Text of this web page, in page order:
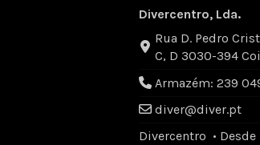
Divercentro, Lda.
Rua D. Pedro
C, D 3030-394
Armazém: 239
diver@diver.pt
Divercentro • Desde